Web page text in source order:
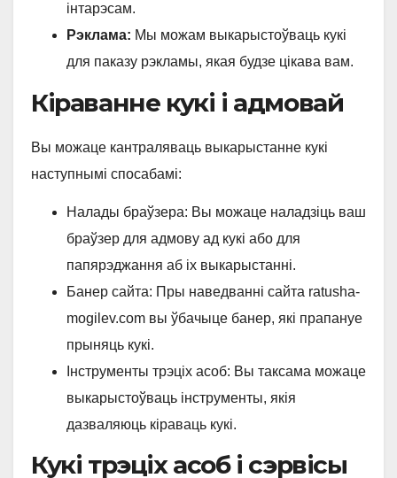
інтарэсам.
Рэклама: Мы можам выкарыстоўваць кукі
для паказу рэкламы, якая будзе цікава вам.
Кіраванне кукі і адмовай
Вы можаце кантраляваць выкарыстанне кукі
наступнымі спосабамі:
Налады браўзера: Вы можаце наладзіць ваш
браўзер для адмову ад кукі або для
папярэджання аб іх выкарыстанні.
Банер сайта: Пры наведванні сайта ratusha-
mogilev.com вы ўбачыце банер, які прапануе
прыняць кукі.
Інструменты трэціх асоб: Вы таксама можаце
выкарыстоўваць інструменты, якія
дазваляюць кіраваць кукі.
Кукі трэціх асоб і сэрвісы